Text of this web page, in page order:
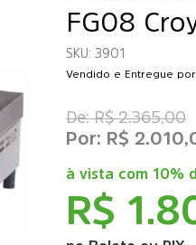
FG08
3901
Vendido e Entregue
R$
à vista com 10%
R$ 2.365,00
R$